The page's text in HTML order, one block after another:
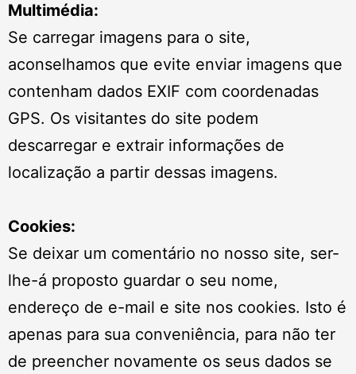
Multimédia:
Se carregar imagens para o site,
aconselhamos que evite enviar imagens que
contenham dados EXIF com coordenadas
GPS. Os visitantes do site podem
descarregar e extrair informações de
localização a partir dessas imagens.
Cookies:
Se deixar um comentário no nosso site, ser-
lhe-á proposto guardar o seu nome,
endereço de e-mail e site nos cookies. Isto é
apenas para sua conveniência, para não ter
de preencher novamente os seus dados se